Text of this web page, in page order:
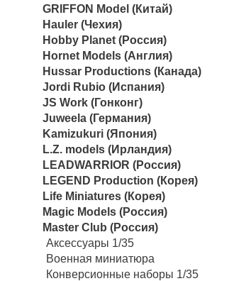
GRIFFON Model (Китай)
Hauler (Чехия)
Hobby Planet (Россия)
Hornet Models (Англия)
Hussar Productions (Канада)
Jordi Rubio (Испания)
JS Work (Гонконг)
Juweela (Германия)
Kamizukuri (Япония)
L.Z. models (Ирландия)
LEADWARRIOR (Россия)
LEGEND Production (Корея)
Life Miniatures (Корея)
Magic Models (Россия)
Master Club (Россия)
Аксессуары 1/35
Военная миниатюра
Конверсионные наборы 1/35